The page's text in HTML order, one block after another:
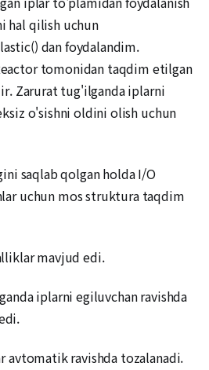
hal qilish uchun
dan foydalandim.
tomonidan taqdim etilgan
Zarurat tug'ilganda iplarni
o'sishni oldini olish uchun
saqlab qolgan holda I/O
uchun mos struktura taqdim
mavjud edi.
iplarni egiluvchan ravishda
avtomatik ravishda tozalanadi.